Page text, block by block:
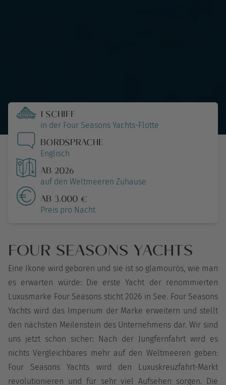
1 SCHIFF
in der Four Seasons Yachts-Flotte
BORDSPRACHE
Englisch
AB 2026
auf den Weltmeeren Zuhause
AB 3.000 €
Preis pro Nacht
FOUR SEASONS YACHTS
Eine Ikone wird geboren und sie ist so glamourös, wie man
es erwarten würde: Die erste Yacht der renommierten
Luxusmarke Four Seasons sticht 2026 in See. Four Seasons
Yachts wird das Imperium der Marke erweitern und stellt
den nächsten Meilenstein des Unternehmens dar. Wir sind
uns jetzt schon sicher: Nach der Jungfernfahrt wird es
nichts Vergleichbares mehr auf den Weltmeeren geben:
Four Seasons Yachts wird den Luxuskreuzfahrt-Markt
revolutionieren und für sehr viel Aufsehen sorgen. Die